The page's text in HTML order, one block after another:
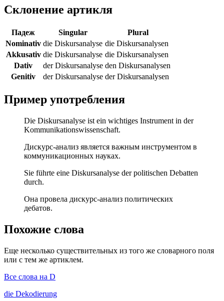
Склонение артикля
Падеж Singular
Plural
Nominativ die Diskursanalyse die Diskursanalysen
Akkusativ die Diskursanalyse die Diskursanalysen
Dativ
der Diskursanalyse den Diskursanalysen
Genitiv
der Diskursanalyse der Diskursanalysen
Пример употребления
Die Diskursanalyse ist ein wichtiges Instrument in der
Kommunikationswissenschaft.
Дискурс-анализ является важным инструментом в
коммуникационных науках.
Sie führte eine Diskursanalyse der politischen Debatten
durch.
Она провела дискурс-анализ политических
дебатов.
Похожие слова
Еще несколько существительных из того же словарного поля
или с тем же артиклем.
Все слова на D
die Dekodierung